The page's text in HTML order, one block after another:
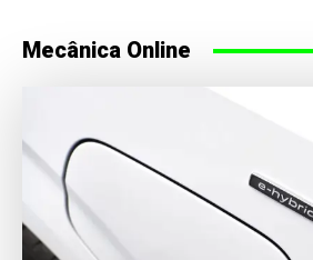
Mecânica Online